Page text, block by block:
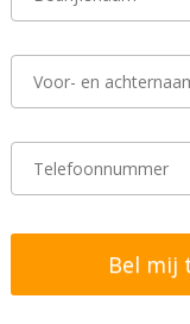
r
i
s
m
V
r
-
a
h
T
e
n